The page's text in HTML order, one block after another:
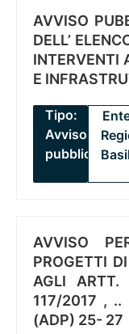
AVVISO
DELL’
INTERVENTI
E
Tipo:
Avviso
pubblico
AVVISO
PROGETTI
AGLI
117/2017 , ..
(ADP) 25- 27